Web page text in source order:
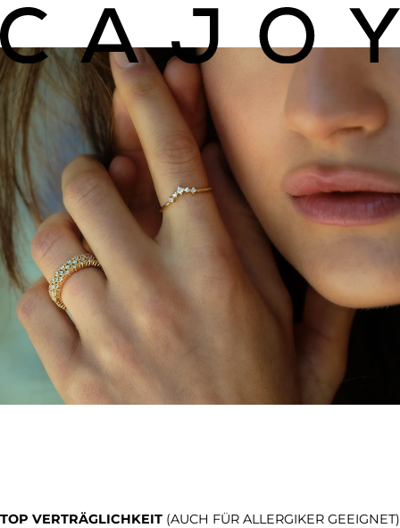
TOP VERTRÄGLICHKEIT (AUCH FÜR ALLERGIKER GEEIGNET)